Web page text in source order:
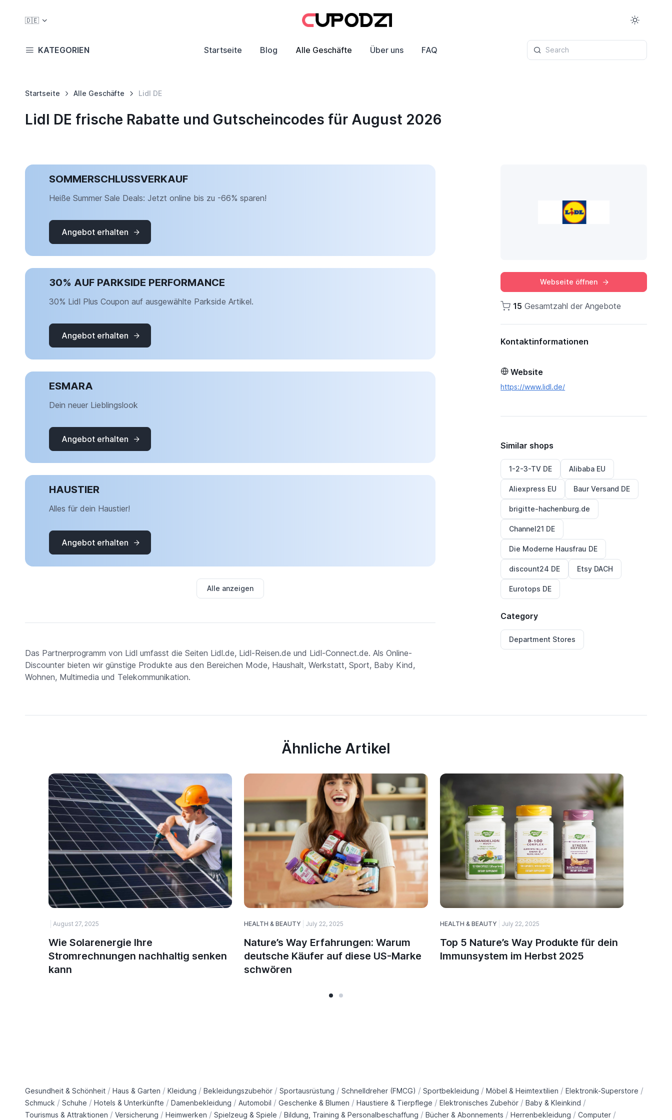
🇩🇪
KATEGORIEN Startseite Blog Alle Geschäfte Über uns FAQ Search
Startseite Alle Geschäfte Lidl DE
Lidl DE frische Rabatte und Gutscheincodes für August 2026
SOMMERSCHLUSSVERKAUF
Heiße Summer Sale Deals: Jetzt online bis zu -66% sparen!
Angebot erhalten
30% AUF PARKSIDE PERFORMANCE
30% Lidl Plus Coupon auf ausgewählte Parkside Artikel.
Angebot erhalten
ESMARA
Dein neuer Lieblingslook
Angebot erhalten
HAUSTIER
Alles für dein Haustier!
Angebot erhalten
Alle anzeigen
Das Partnerprogramm von Lidl umfasst die Seiten Lidl.de, Lidl-Reisen.de und Lidl-Connect.de. Als Online-
Discounter bieten wir günstige Produkte aus den Bereichen Mode, Haushalt, Werkstatt, Sport, Baby Kind,
Wohnen, Multimedia und Telekommunikation.
Webseite öffnen
15 Gesamtzahl der Angebote
Kontaktinformationen
Website
https://www.lidl.de/
Similar shops
1-2-3-TV DE Alibaba EU
Aliexpress EU Baur Versand DE
brigitte-hachenburg.de
Channel21 DE
Die Moderne Hausfrau DE
discount24 DE Etsy DACH
Eurotops DE
Category
Department Stores
Ähnliche Artikel
August 27, 2025
Wie Solarenergie Ihre
Stromrechnungen nachhaltig senken
kann
HEALTH & BEAUTY July 22, 2025
Nature’s Way Erfahrungen: Warum
deutsche Käufer auf diese US-Marke
schwören
HEALTH & BEAUTY July 22, 2025
Top 5 Nature’s Way Produkte für dein
Immunsystem im Herbst 2025
Gesundheit & Schönheit / Haus & Garten / Kleidung / Bekleidungszubehör / Sportausrüstung / Schnelldreher (FMCG) / Sportbekleidung / Möbel & Heimtextilien / Elektronik-Superstore /
Schmuck / Schuhe / Hotels & Unterkünfte / Damenbekleidung / Automobil / Geschenke & Blumen / Haustiere & Tierpflege / Elektronisches Zubehör / Baby & Kleinkind /
Tourismus & Attraktionen / Versicherung / Heimwerken / Spielzeug & Spiele / Bildung, Training & Personalbeschaffung / Bücher & Abonnements / Herrenbekleidung / Computer /